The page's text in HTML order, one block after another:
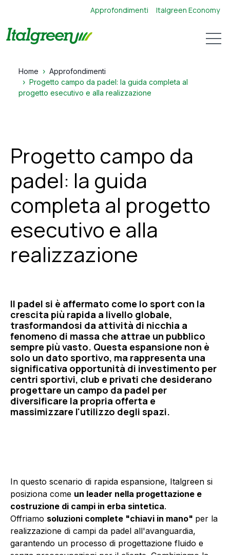
Approfondimenti Italgreen Economy
Open
Home
Approfondimenti
Progetto campo da padel: la guida completa al
progetto esecutivo e alla realizzazione
Progetto campo da
padel: la guida
completa al progetto
esecutivo e alla
realizzazione
Il padel si è affermato come lo sport con la
crescita più rapida a livello globale,
trasformandosi da attività di nicchia a
fenomeno di massa che attrae un pubblico
sempre più vasto. Questa espansione non è
solo un dato sportivo, ma rappresenta una
significativa opportunità di investimento per
centri sportivi, club e privati che desiderano
progettare un campo da padel per
diversificare la propria offerta e
massimizzare l'utilizzo degli spazi.
In questo scenario di rapida espansione, Italgreen si
posiziona come un leader nella progettazione e
costruzione di campi in erba sintetica.
Offriamo soluzioni complete "chiavi in mano" per la
realizzazione di campi da padel all'avanguardia,
garantendo un processo di progettazione fluido e